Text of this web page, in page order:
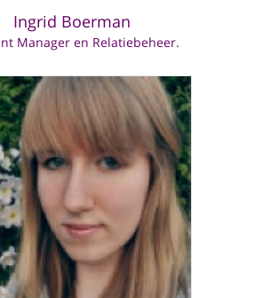
Ingrid Boerman
Manager en Relatiebeheer.